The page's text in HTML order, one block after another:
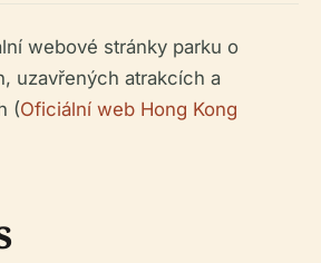
webové stránky parku o
uzavřených atrakcích a
(Oficiální web Hong Kong